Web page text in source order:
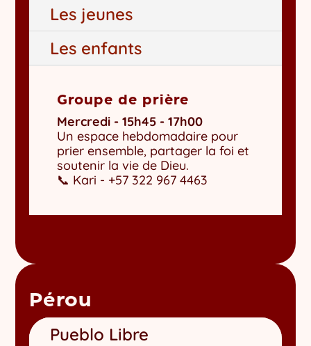
Les jeunes
Les enfants
Groupe de prière
Mercredi - 15h45 - 17h00
Un espace hebdomadaire pour
prier ensemble, partager la foi et
soutenir la vie de Dieu.
📞 Kari - +57 322 967 4463
Pérou
Pueblo Libre